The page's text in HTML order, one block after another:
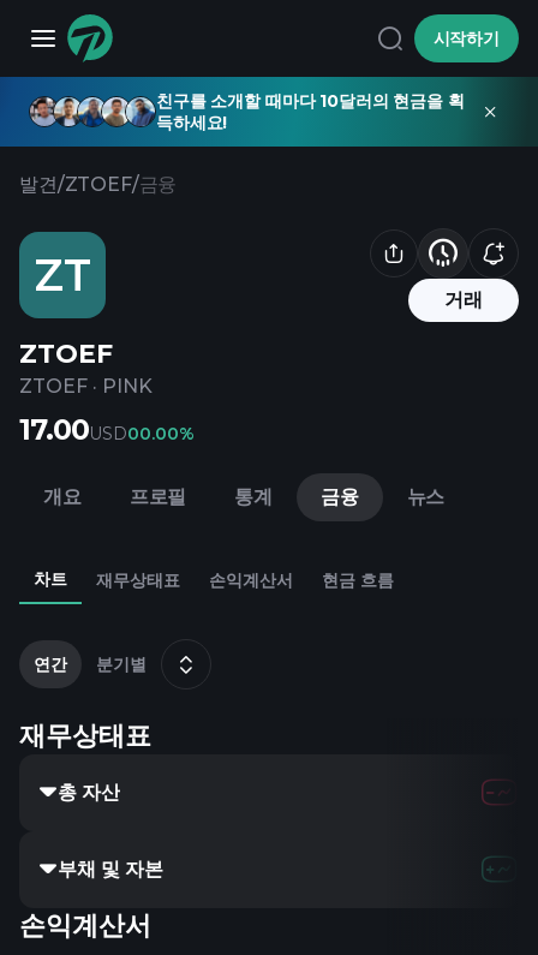
시작하기
친구를 소개할 때마다 10달러의 현금을 획
득하세요!
발견/ZTOEF/금융
ZT 거래
ZTOEF
ZTOEF · PINK
17.00USD00.00%
개요 프로필 통계 금융 뉴스
차트 재무상태표 손익계산서 현금 흐름
연간 분기별
재무상태표
총 자산 62.77B
부채 및 자본
손익계산서